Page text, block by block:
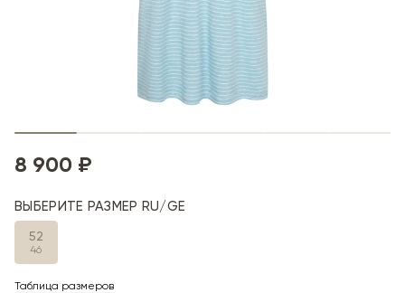
8 900 ₽
ВЫБЕРИТЕ РАЗМЕР RU/GE
52
46
Таблица размеров